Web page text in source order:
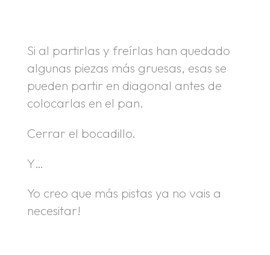
Si al partirlas y freírlas han quedado
algunas piezas más gruesas, esas se
pueden partir en diagonal antes de
colocarlas en el pan.
Cerrar el bocadillo.
Y…
Yo creo que más pistas ya no vais a
necesitar!